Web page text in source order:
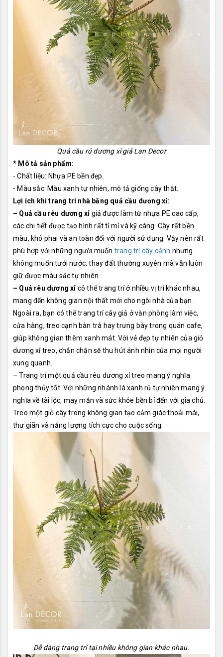
Quả cầu rủ dương xỉ giả Lan Decor
* Mô tả sản phẩm:
- Chất liệu: Nhựa PE bền đẹp.
- Màu sắc: Màu xanh tự nhiên, mô tả giống cây thật.
Lợi ích khi trang trí nhà bằng quả cầu dương xỉ:
– Quả cầu rêu dương xỉ giả được làm từ nhựa PE cao cấp,
các chi tiết được tạo hình rất tỉ mỉ và kỹ càng. Cây rất bền
màu, khó phai và an toàn đối với người sử dụng. Vậy nên rất
phù hợp với những người muốn trang trí cây cảnh nhưng
không muốn tưới nước, thay đất thường xuyên mà vẫn luôn
giữ được màu sắc tự nhiên.
– Quả rêu dương xỉ có thể trang trí ở nhiều vị trí khác nhau,
mang đến không gian nội thất mới cho ngôi nhà của bạn.
Ngoài ra, bạn có thể trang trí cây giả ở văn phòng làm việc,
cửa hàng, treo cạnh bàn trà hay trưng bày trong quán cafe,
giúp không gian thêm xanh mát. Với vẻ đẹp tự nhiên của giỏ
dương xỉ treo, chắn chắn sẽ thu hút ánh nhìn của mọi người
xung quanh.
– Trang trí một quả cầu rêu dương xỉ treo mang ý nghĩa
phong thủy tốt. Với những nhánh lá xanh rủ tự nhiên mang ý
nghĩa về tài lộc, may mắn và sức khỏe bền bỉ đến với gia chủ.
Treo một giỏ cây trong không gian tạo cảm giác thoải mái,
thư giãn và năng lượng tích cực cho cuộc sống.
Dễ dàng trang trí tại nhiều không gian khác nhau.